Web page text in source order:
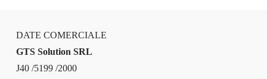
DATE COMERCIALE
GTS Solution SRL
J40 /5199 /2000